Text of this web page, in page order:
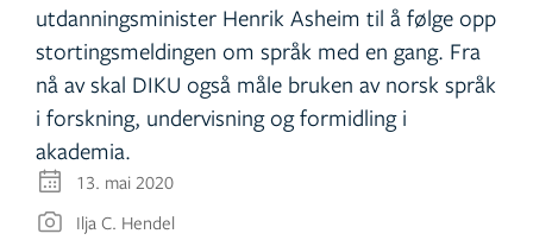
13. mai 2020
Ilja C. Hendel
utdanningsminister Henrik Asheim til å følge opp
stortingsmeldingen om språk med en gang. Fra
nå av skal DIKU også måle bruken av norsk språk
i forskning, undervisning og formidling i
akademia.